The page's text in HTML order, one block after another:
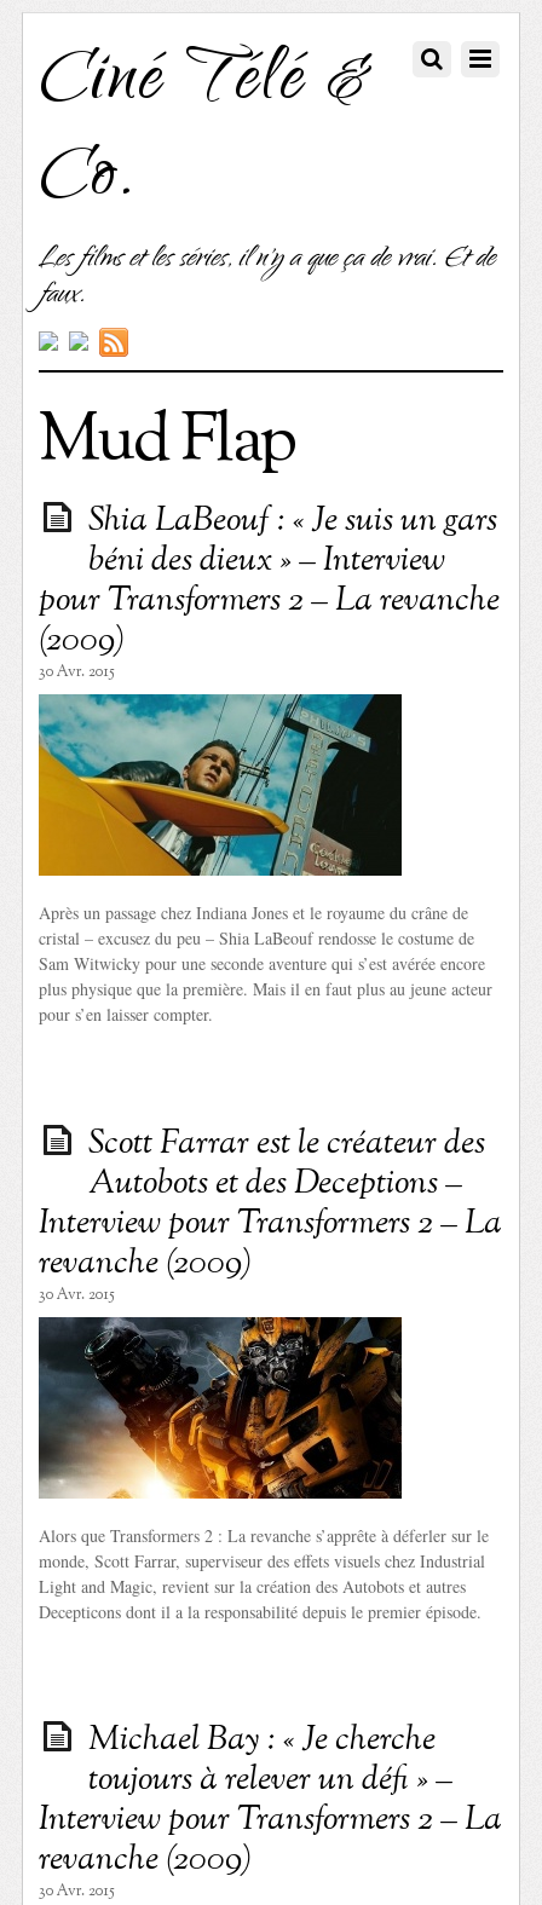
Ciné Télé &
Co.
Les films et les séries, il n'y a que ça de vrai. Et de
faux.
Mud Flap
Shia LaBeouf : « Je suis un gars
béni des dieux » – Interview
pour Transformers 2 – La revanche
(2009)
30 Avr. 2015
Après un passage chez Indiana Jones et le royaume du crâne de
cristal – excusez du peu – Shia LaBeouf rendosse le costume de
Sam Witwicky pour une seconde aventure qui s’est avérée encore
plus physique que la première. Mais il en faut plus au jeune acteur
pour s’en laisser compter.
Scott Farrar est le créateur des
Autobots et des Deceptions –
Interview pour Transformers 2 – La
revanche (2009)
30 Avr. 2015
Alors que Transformers 2 : La revanche s’apprête à déferler sur le
monde, Scott Farrar, superviseur des effets visuels chez Industrial
Light and Magic, revient sur la création des Autobots et autres
Decepticons dont il a la responsabilité depuis le premier épisode.
Michael Bay : « Je cherche
toujours à relever un défi » –
Interview pour Transformers 2 – La
revanche (2009)
30 Avr. 2015